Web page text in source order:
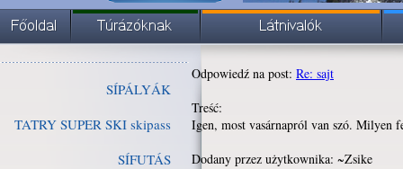
SÍPÁLYÁK
TATRY SUPER SKI skipass
SÍFUTÁS
Odpowiedź na post: Re: sajt
Treść:
Igen, most vasárnapról van szó. Milyen
Dodany przez użytkownika: ~Zsike